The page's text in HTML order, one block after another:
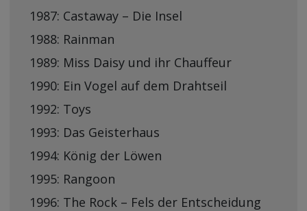
1987: Castaway – Die Insel
1988: Rainman
1989: Miss Daisy und ihr Chauffeur
1990: Ein Vogel auf dem Drahtseil
1992: Toys
1993: Das Geisterhaus
1994: König der Löwen
1995: Rangoon
1996: The Rock – Fels der Entscheidung